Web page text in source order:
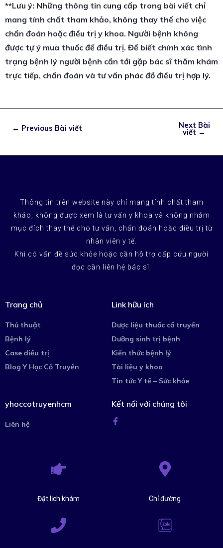
**Lưu ý: Những thông tin cung cấp trong bài viết chỉ
mang tính chất tham khảo, không thay thế cho việc
chẩn đoán hoặc điều trị y khoa. Người bệnh không
được tự ý mua thuốc để điều trị. Để biết chính xác tình
trạng bệnh lý người bệnh cần tới gặp bác sĩ thăm khám
trực tiếp, chẩn đoán và tư vấn phác đồ điều trị hợp lý.
← Previous Bài viết Next Bài
viết →
Thông tin trên website này chỉ mang tính chất tham
khảo, không được xem là tư vấn y khoa và không nhằm
mục đích thay thế cho tư vấn, chẩn đoán hoặc điều trị từ
nhân viên y tế.
Khi có vấn đề sức khỏe hoặc cần hỗ trợ cấp cứu người
đọc cần liên hệ bác sĩ.
Trang chủ
Thủ thuật
Bệnh lý
Case điều trị
Blog Y Học Cổ Truyền
Link hữu ích
Dược liệu thuốc cổ truyền
Dưỡng sinh trị bệnh
Kiến thức bệnh lý
Tài liệu y khoa
Tin tức Y tế – Sức khỏe
yhoccotruyenhcm
Liên hệ
Kết nối với chúng tôi
Đặt lịch khám Chỉ đường